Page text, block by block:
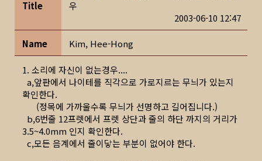
Title
우
2003-06-10 12:47
Name Kim, Hee-Hong
1. 소리에 자신이 없는경우....
a,앞판에서 나이테를 직각으로 가로지르는 무늬가 있는지
확인한다.
(정목에 가까울수록 무늬가 선명하고 길어집니다.)
b,6번줄 12프렛에서 프렛 상단과 줄의 하단 까지의 거리가
3.5~4.0mm 인지 확인한다.
c,모든 음계에서 줄이닿는 부분이 없어야 한다.